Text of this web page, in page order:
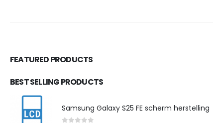
FEATURED PRODUCTS
BEST SELLING PRODUCTS
Samsung Galaxy S25 FE scherm herstelling